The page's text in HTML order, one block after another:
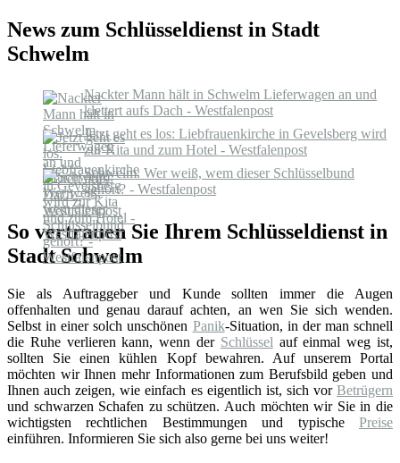
News zum Schlüsseldienst in Stadt
Schwelm
Nackter Mann hält in Schwelm Lieferwagen an und
klettert aufs Dach - Westfalenpost
Jetzt geht es los: Liebfrauenkirche in Gevelsberg wird
zur Kita und zum Hotel - Westfalenpost
Schwelm: Wer weiß, wem dieser Schlüsselbund
gehört? - Westfalenpost
So vertrauen Sie Ihrem Schlüsseldienst in
Stadt Schwelm
Sie als Auftraggeber und Kunde sollten immer die Augen
offenhalten und genau darauf achten, an wen Sie sich wenden.
Selbst in einer solch unschönen Panik-Situation, in der man schnell
die Ruhe verlieren kann, wenn der Schlüssel auf einmal weg ist,
sollten Sie einen kühlen Kopf bewahren. Auf unserem Portal
möchten wir Ihnen mehr Informationen zum Berufsbild geben und
Ihnen auch zeigen, wie einfach es eigentlich ist, sich vor Betrügern
und schwarzen Schafen zu schützen. Auch möchten wir Sie in die
wichtigsten rechtlichen Bestimmungen und typische Preise
einführen. Informieren Sie sich also gerne bei uns weiter!